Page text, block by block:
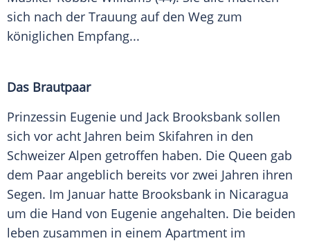
sich nach der Trauung auf den Weg zum
königlichen Empfang...
Das Brautpaar
Prinzessin Eugenie und Jack Brooksbank sollen
sich vor acht Jahren beim Skifahren in den
Schweizer Alpen getroffen haben. Die Queen gab
dem Paar angeblich bereits vor zwei Jahren ihren
Segen. Im Januar hatte Brooksbank in Nicaragua
um die Hand von Eugenie angehalten. Die beiden
leben zusammen in einem Apartment im